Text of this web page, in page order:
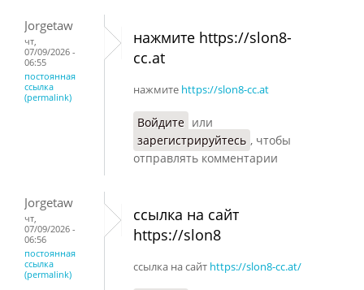
Jorgetaw
чт,
07/09/2026 -
06:55
постоянная
ссылка
(permalink)
нажмите https://slon8-
cc.at
нажмите https://slon8-cc.at
Войдите или
зарегистрируйтесь , чтобы
отправлять комментарии
Jorgetaw
чт,
07/09/2026 -
06:56
постоянная
ссылка
(permalink)
ссылка на сайт
https://slon8
ссылка на сайт https://slon8-cc.at/